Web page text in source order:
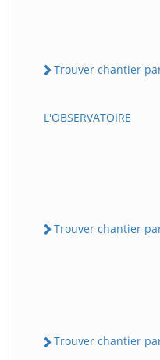
Trouver chantier
L'OBSERVATOIRE
Trouver chantier
Trouver chantier